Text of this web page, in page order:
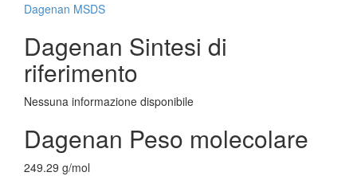
Dagenan MSDS
Dagenan Sintesi di
riferimento
Nessuna informazione disponibile
Dagenan Peso molecolare
249.29 g/mol